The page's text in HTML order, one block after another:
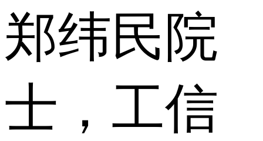
郑纬民院
士，工信